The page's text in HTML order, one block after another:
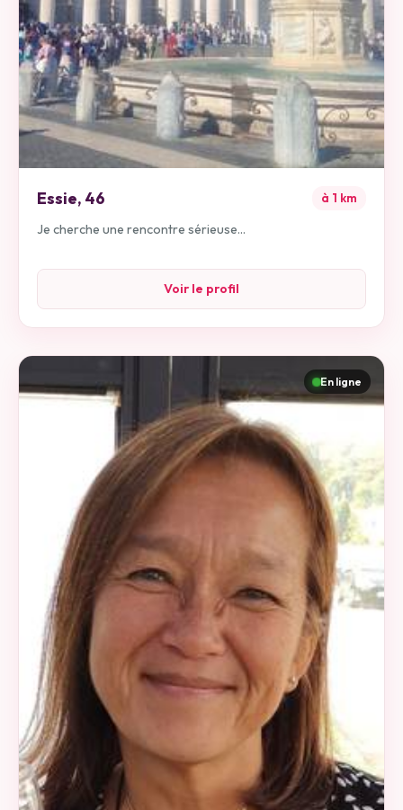
Essie, 46 à 1 km
Je cherche une rencontre sérieuse...
Voir le profil
En ligne